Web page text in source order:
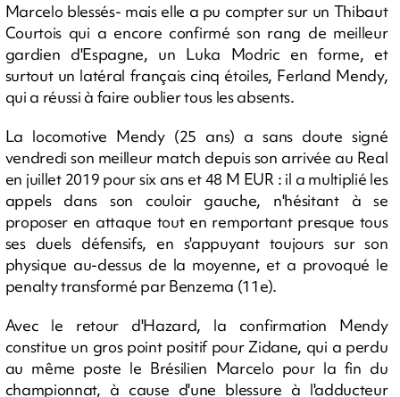
Marcelo blessés- mais elle a pu compter sur un Thibaut
Courtois qui a encore confirmé son rang de meilleur
gardien d'Espagne, un Luka Modric en forme, et
surtout un latéral français cinq étoiles, Ferland Mendy,
qui a réussi à faire oublier tous les absents.
La locomotive Mendy (25 ans) a sans doute signé
vendredi son meilleur match depuis son arrivée au Real
en juillet 2019 pour six ans et 48 M EUR : il a multiplié les
appels dans son couloir gauche, n'hésitant à se
proposer en attaque tout en remportant presque tous
ses duels défensifs, en s'appuyant toujours sur son
physique au-dessus de la moyenne, et a provoqué le
penalty transformé par Benzema (11e).
Avec le retour d'Hazard, la confirmation Mendy
constitue un gros point positif pour Zidane, qui a perdu
au même poste le Brésilien Marcelo pour la fin du
championnat, à cause d'une blessure à l'adducteur